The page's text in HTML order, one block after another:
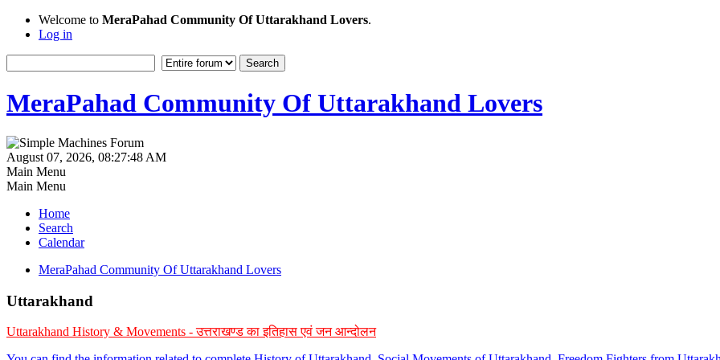
Welcome to MeraPahad Community Of Uttarakhand Lovers.
Log in
MeraPahad Community Of Uttarakhand Lovers
August 07, 2026, 08:27:48 AM
Main Menu
Main Menu
Home
Search
Calendar
MeraPahad Community Of Uttarakhand Lovers
Uttarakhand
Uttarakhand History & Movements - उत्तराखण्ड का इतिहास एवं जन आन्दोलन